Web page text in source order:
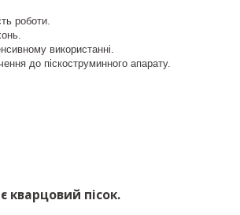
роботи.
використанні.
до піскоструминного апарату.
кварцовий пісок.